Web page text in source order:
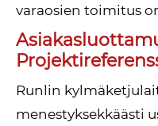
varaosien toimitus
Runlin
menestyksekkäästi